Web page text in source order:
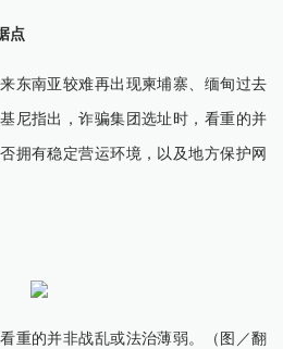
点
南亚较难再出现柬埔寨、缅甸过去
尼指出，诈骗集团选址时，看重的并
拥有稳定营运环境，以及地方保护网
的并非战乱或法治薄弱。（图／翻